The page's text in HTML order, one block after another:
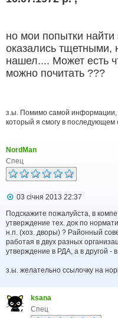
но мои попытки найти
оказались тщетными,
нашел.... Может есть
можно почитать ???
з.ы. Помимо самой информации,
который я смогу в последующем
NordMan
Спец
П
в
і
д
о
м
л
н
03 січня 2013 22:37
Подскажите пожалуйста, в
утверждение тех. док по
н.п. (хоз. дворы) ? Районный
работая в двух разных
утверждение в РДА, а в другой -
з.ы. желательно ссылочку на
ksana
Спец